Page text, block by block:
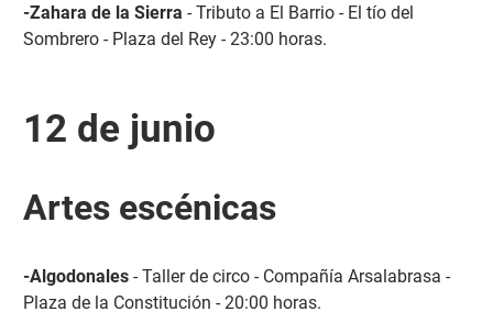
-Zahara de la Sierra - Tributo a El Barrio - El tío del
Sombrero - Plaza del Rey - 23:00 horas.
12 de junio
Artes escénicas
-Algodonales- Taller de circo - Compañía Arsalabrasa -
Plaza de la Constitución - 20:00 horas.